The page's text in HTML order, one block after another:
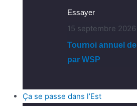
Essayer
15 septembre 2026
Tournoi annuel
par WSP
Ça se passe dans l’Est